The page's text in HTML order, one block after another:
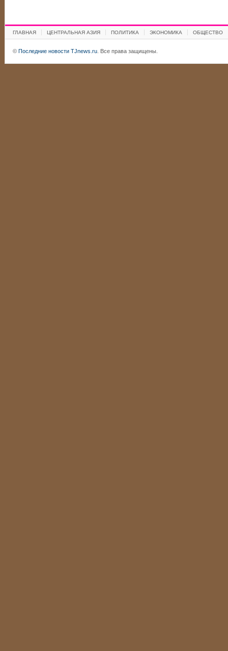
ГЛАВНАЯ ЦЕНТРАЛЬНАЯ АЗИЯ ПОЛИТИКА ЭКОНОМИКА ОБЩЕСТВО
© Последние новости TJnews.ru. Все права защищены.